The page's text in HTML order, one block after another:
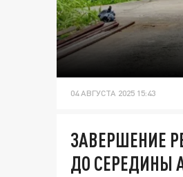
04 АВГУСТА 2025 15:43
ЗАВЕРШЕНИЕ
ДО СЕРЕДИНЫ